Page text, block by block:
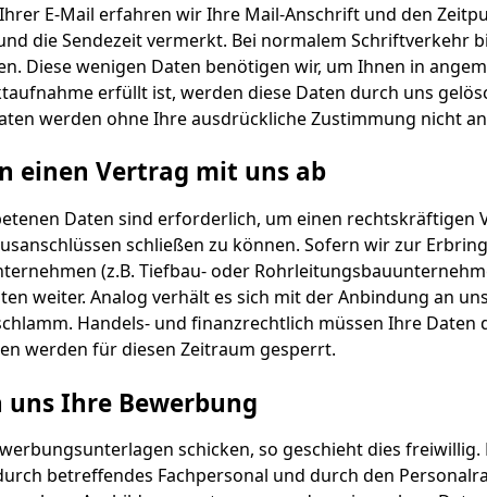
E-Mail erfahren wir Ihre Mail-Anschrift und den
die Sendezeit vermerkt. Bei normalem Schriftverkehr
Diese wenigen Daten benötigen wir, um Ihnen in
erfüllt ist, werden diese Daten durch uns
werden ohne Ihre ausdrückliche Zustimmung nicht
einen Vertrag mit uns ab
Daten sind erforderlich, um einen rechtskräftigen
schließen zu können. Sofern wir zur
(z.B. Tiefbau- oder
weiter. Analog verhält es sich mit der Anbindung an
Handels- und finanzrechtlich müssen Ihre Daten
werden für diesen Zeitraum gesperrt.
uns Ihre Bewerbung
schicken, so geschieht dies
betreffendes Fachpersonal und durch den